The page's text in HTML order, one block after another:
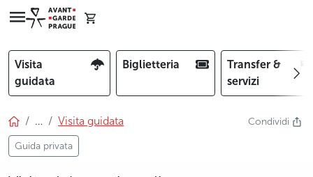
Visita
guidata
Biglietteria
Transfer &
servizi
… Visita guidata
Guida privata
Condividi